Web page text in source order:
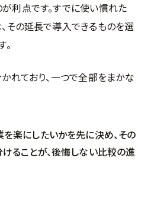
利点です。すでに使い慣れた
その延長で導入できるものを選
れており、一つで全部をまかな
楽にしたいかを先に決め、その
ることが、後悔しない比較の進